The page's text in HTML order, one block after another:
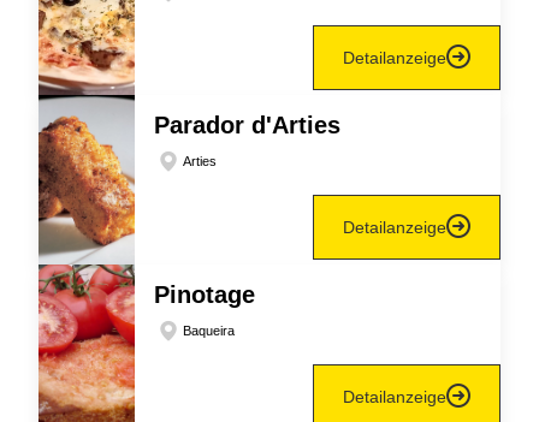
Detailanzeige
Parador d'Arties
Arties
Detailanzeige
Pinotage
Baqueira
Detailanzeige